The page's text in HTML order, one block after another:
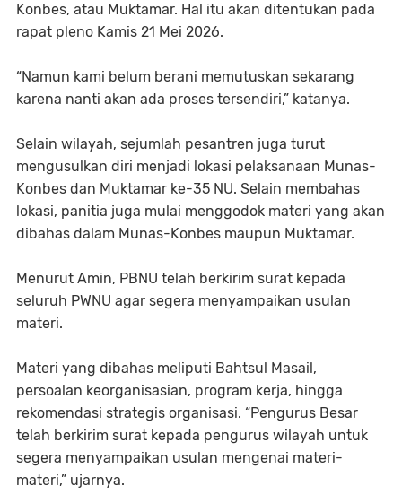
Konbes, atau Muktamar. Hal itu akan ditentukan pada
rapat pleno Kamis 21 Mei 2026.
“Namun kami belum berani memutuskan sekarang
karena nanti akan ada proses tersendiri,” katanya.
Selain wilayah, sejumlah pesantren juga turut
mengusulkan diri menjadi lokasi pelaksanaan Munas-
Konbes dan Muktamar ke-35 NU. Selain membahas
lokasi, panitia juga mulai menggodok materi yang akan
dibahas dalam Munas-Konbes maupun Muktamar.
Menurut Amin, PBNU telah berkirim surat kepada
seluruh PWNU agar segera menyampaikan usulan
materi.
Materi yang dibahas meliputi Bahtsul Masail,
persoalan keorganisasian, program kerja, hingga
rekomendasi strategis organisasi. “Pengurus Besar
telah berkirim surat kepada pengurus wilayah untuk
segera menyampaikan usulan mengenai materi-
materi,” ujarnya.